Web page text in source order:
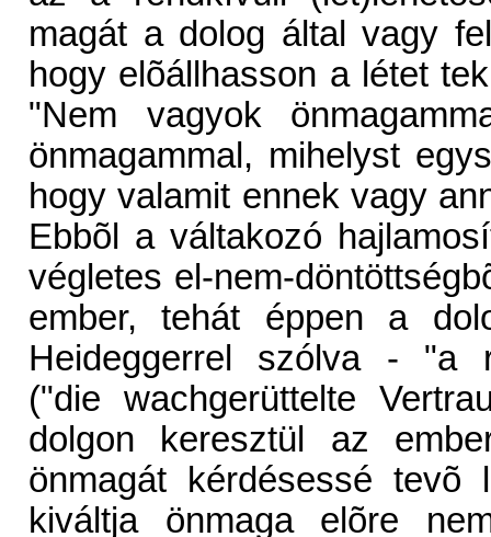
magát a dolog által vagy
hogy elõállhasson a létet
"Nem vagyok
önmagammal, mihelyst
hogy valamit ennek vagy
Ebbõl a váltakozó
végletes el-nem-
ember, tehát éppen a
Heideggerrel szólva - "a
("die wachgerüttelte
dolgon keresztül az
önmagát kérdésessé
kiváltja önmaga elõre